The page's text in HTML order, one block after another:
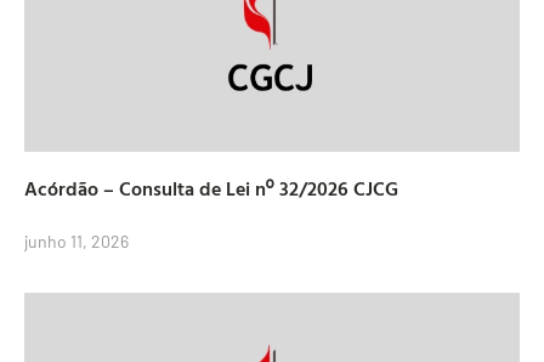
Acórdão – Consulta de Lei nº 32/2026 CJCG
junho 11, 2026